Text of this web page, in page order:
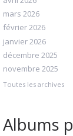
mars 2026
février 2026
janvier 2026
décembre 2025
novembre 2025
Toutes les archives
Albums